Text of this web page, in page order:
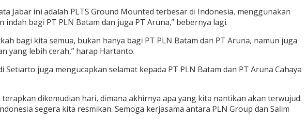
Jabar ini adalah PLTS Ground Mounted terbesar di Indonesia, menggunakan
bagi PT PLN Batam dan juga PT Aruna,” bebernya lagi.
bagi kita semua, bukan hanya bagi PT PLN Batam dan PT Aruna, namun juga
yang lebih cerah,” harap Hartanto.
juga mengucapkan selamat kepada PT PLN Batam dan PT Aruna Cahaya
dikemudian hari, dimana akhirnya apa yang kita nantikan akan terwujud.
segera kita resmikan. Semoga kerjasama antara PLN Group dan Salim